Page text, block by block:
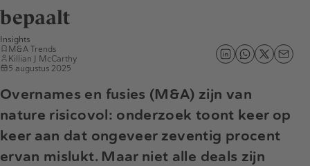
bepaalt
Insights
M&A Trends
Killian J McCarthy
5 augustus 2025
Overnames en fusies (M&A) zijn van
nature risicovol: onderzoek toont keer op
keer aan dat ongeveer zeventig procent
ervan mislukt. Maar niet alle deals zijn